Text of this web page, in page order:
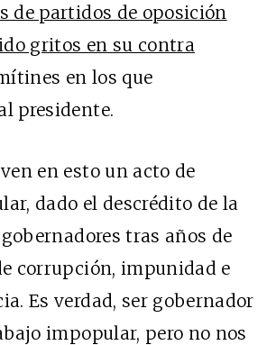
de partidos de oposición
gritos en su contra
en los que
presidente.
en esto un acto de
dado el descrédito de la
tras años de
corrupción, impunidad e
Es verdad, ser gobernador
impopular, pero no nos